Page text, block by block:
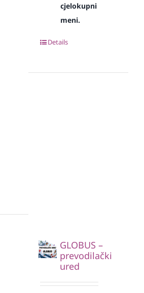
cjelokupni
meni.
Details
GLOBUS –
prevodilački
ured